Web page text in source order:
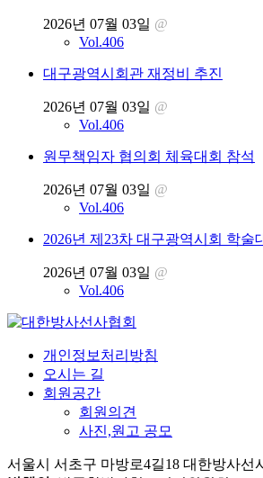
2026년 07월 03일 @
Vol.406
대구광역시회관 재정비 추진
2026년 07월 03일 @
Vol.406
원무책임자 협의회 체육대회 참석
2026년 07월 03일 @
Vol.406
2026년 제23차 대구광역시회 학술
2026년 07월 03일 @
Vol.406
개인정보처리방침
오시는 길
회원공간
회원의견
사진,원고 공모
서울시 서초구 마방로4길18 대한방사선